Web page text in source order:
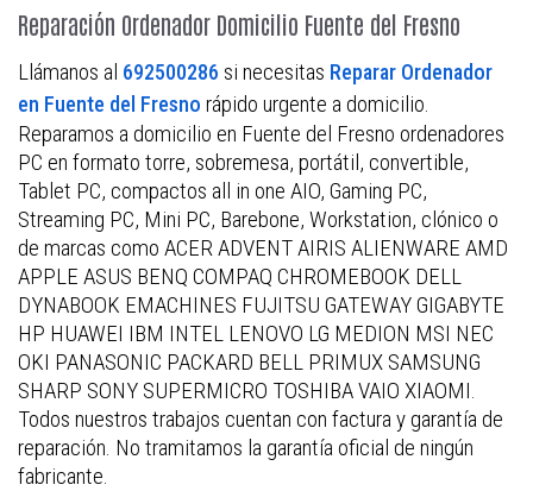
Reparación Ordenador Domicilio Fuente del Fresno
Llámanos al 692500286 si necesitas Reparar Ordenador
en Fuente del Fresno rápido urgente a domicilio.
Reparamos a domicilio en Fuente del Fresno ordenadores
PC en formato torre, sobremesa, portátil, convertible,
Tablet PC, compactos all in one AIO, Gaming PC,
Streaming PC, Mini PC, Barebone, Workstation, clónico o
de marcas como ACER ADVENT AIRIS ALIENWARE AMD
APPLE ASUS BENQ COMPAQ CHROMEBOOK DELL
DYNABOOK EMACHINES FUJITSU GATEWAY GIGABYTE
HP HUAWEI IBM INTEL LENOVO LG MEDION MSI NEC
OKI PANASONIC PACKARD BELL PRIMUX SAMSUNG
SHARP SONY SUPERMICRO TOSHIBA VAIO XIAOMI.
Todos nuestros trabajos cuentan con factura y garantía de
reparación. No tramitamos la garantía oficial de ningún
fabricante.